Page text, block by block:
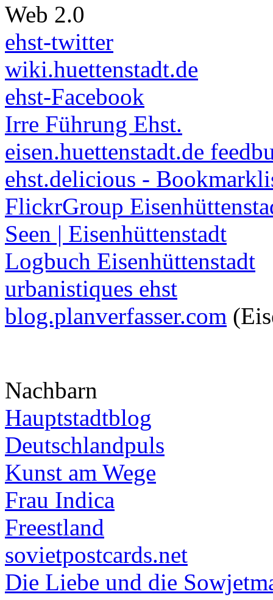
Web 2.0
ehst-twitter
wiki.huettenstadt.de
ehst-Facebook
Irre Führung Ehst.
eisen.huettenstadt.de
ehst.delicious -
FlickrGroup
Seen | Eisenhüttenstadt
Logbuch Eisenhüttenstadt
urbanistiques ehst
blog.planverfasser.com
Nachbarn
Hauptstadtblog
Deutschlandpuls
Kunst am Wege
Frau Indica
Freestland
sovietpostcards.net
Die Liebe und die